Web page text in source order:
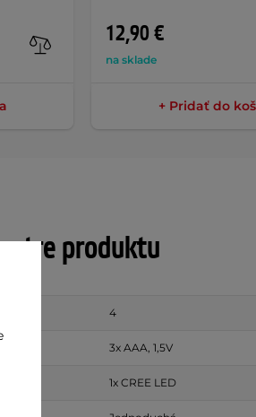
12,90 €
na sklade
+ Pridať do
produktu
4
3x AAA, 1,5V
1x CREE LED